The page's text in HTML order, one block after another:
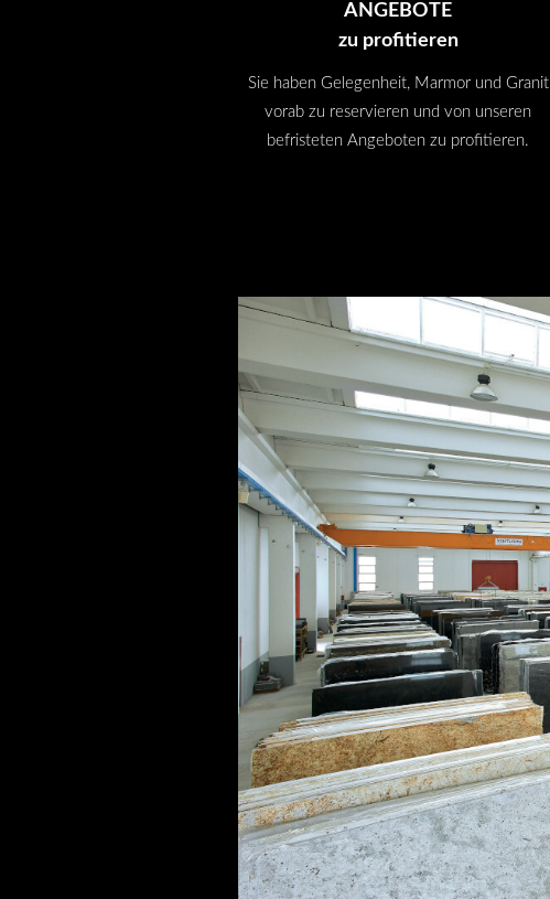
ANGEBOTE
zu profitieren
Sie haben Gelegenheit, Marmor und Granit
vorab zu reservieren und von unseren
befristeten Angeboten zu profitieren.